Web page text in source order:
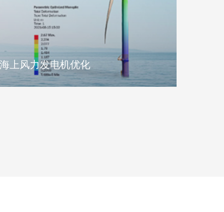
上风力发电机优化